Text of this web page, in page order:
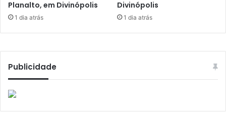
Planalto, em Divinópolis
1 dia atrás
Divinópolis
1 dia atrás
Publicidade